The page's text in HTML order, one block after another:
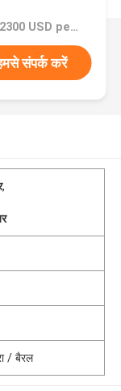
मूल्य：2200-2300 USD per ton
संपर्क करें
,
/ बैरल